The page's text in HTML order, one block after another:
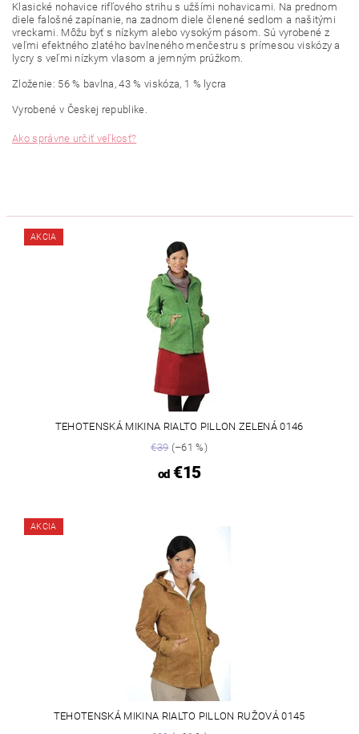
Klasické nohavice rifľového strihu s užšími nohavicami. Na prednom
diele falošné zapínanie, na zadnom diele členené sedlom a našitými
vreckami. Môžu byť s nízkym alebo vysokým pásom. Sú vyrobené z
veľmi efektného zlatého bavlneného menčestru s prímesou viskózy a
lycry s veľmi nízkym vlasom a jemným prúžkom.
Zloženie: 56 % bavlna,43% viskóza, 1 % lycra
Vyrobené v Českej republike.
Ako správne určiť veľkosť?
AKCIA
TEHOTENSKÁ MIKINA RIALTO PILLON ZELENÁ 0146
€39(–61 %)
od€15
AKCIA
TEHOTENSKÁ MIKINA RIALTO PILLON RUŽOVÁ 0145